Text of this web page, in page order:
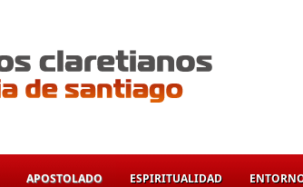
APOSTOLADO ESPIRITUALIDAD